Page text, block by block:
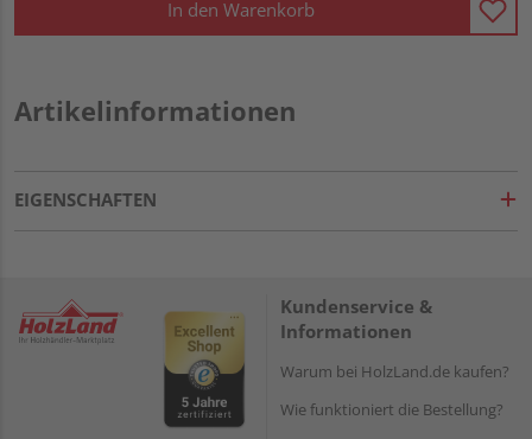
In den Warenkorb
Artikelinformationen
EIGENSCHAFTEN
Kundenservice &
Informationen
Warum bei HolzLand.de kaufen?
Wie funktioniert die Bestellung?